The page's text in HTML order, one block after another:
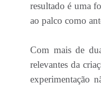
resultado é uma
ao palco como
Com mais de
relevantes da
experimentação